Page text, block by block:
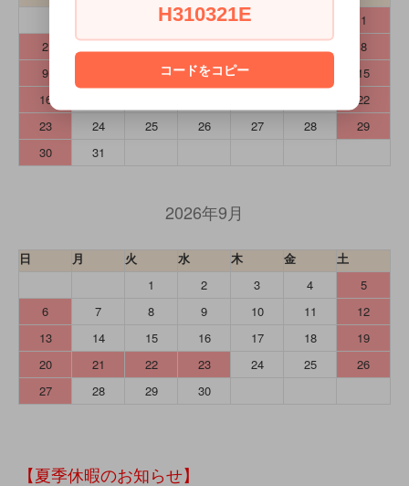
1
2
3 4 5 6 7
8
9
12
15
16
22
23
24 25 26 27 28
29
30
31
2026年9月
日 月 火 水 木 金
土
1
2 3 4
5
6
7 8 9 10 11
12
13
14 15 16 17 18
19
20
21 22 23 24 25
26
27
28 29 30
【夏季休暇のお知らせ】
H310321E
コードをコピー